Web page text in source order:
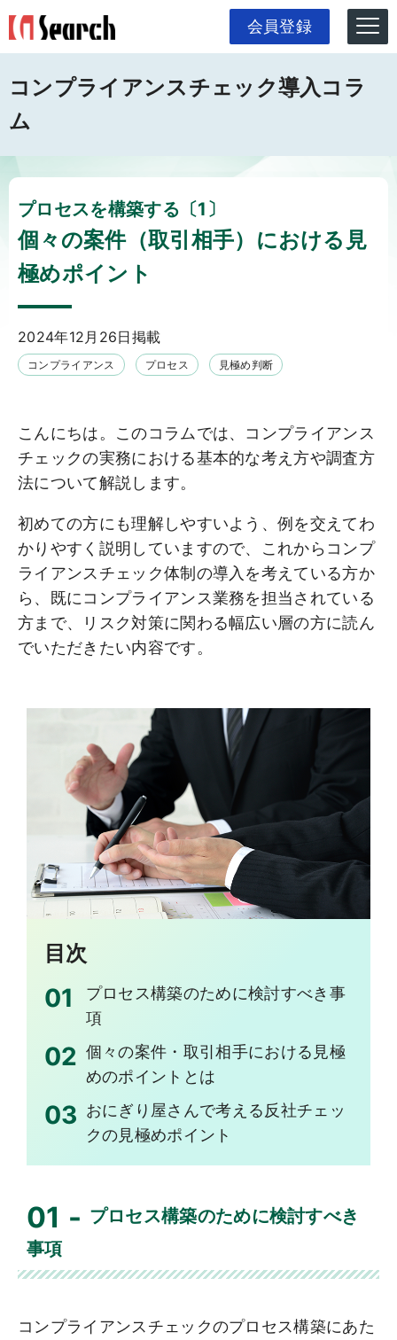
会員登録
コンプライアンスチェック導入コラ
ム
プロセスを構築する〔1〕
個々の案件（取引相手）における見
極めポイント
2024年12月26日掲載
コンプライアンス プロセス 見極め判断
こんにちは。このコラムでは、コンプライアンス
チェックの実務における基本的な考え方や調査方
法について解説します。
初めての方にも理解しやすいよう、例を交えてわ
かりやすく説明していますので、これからコンプ
ライアンスチェック体制の導入を考えている方か
ら、既にコンプライアンス業務を担当されている
方まで、リスク対策に関わる幅広い層の方に読ん
でいただきたい内容です。
目次
プロセス構築のために検討すべき事
項
個々の案件・取引相手における見極
めのポイントとは
おにぎり屋さんで考える反社チェッ
クの見極めポイント
01
プロセス構築のために検討すべき
事項
コンプライアンスチェックのプロセス構築にあた